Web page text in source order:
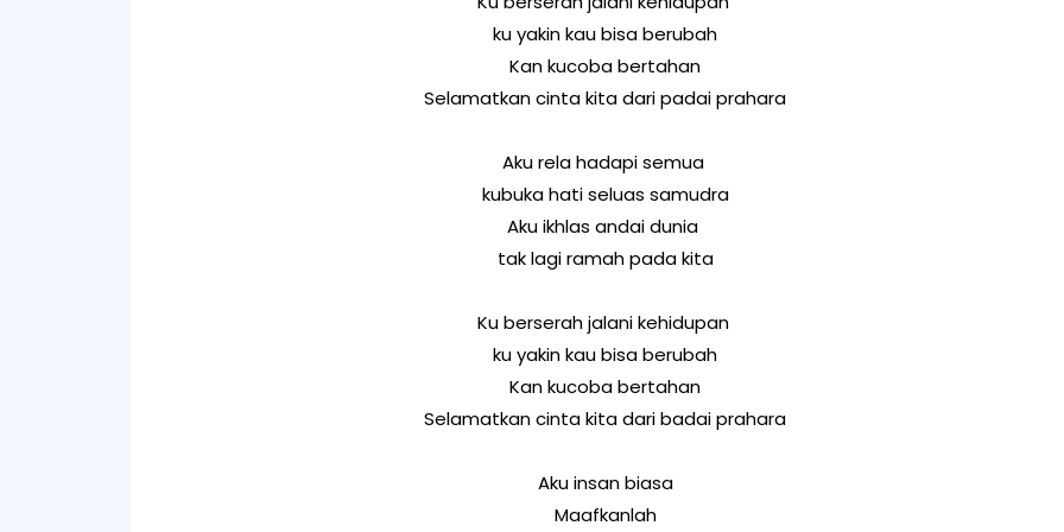
ku yakin kau bisa berubah
Kan kucoba bertahan
Selamatkan cinta kita dari padai prahara
Aku rela hadapi semua
kubuka hati seluas samudra
Aku ikhlas andai dunia
tak lagi ramah pada kita
Ku berserah jalani kehidupan
ku yakin kau bisa berubah
Kan kucoba bertahan
Selamatkan cinta kita dari badai prahara
Aku insan biasa
Maafkanlah